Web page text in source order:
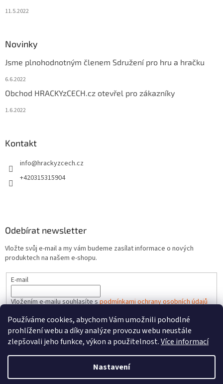
Používáme cookies, abychom Vám umožnili pohodlné
prohlížení webu a díky analýze provozu webu neustále
zlepšovali jeho funkce, výkon a použitelnost.Více informací
Nastavení
11.5.2022
Novinky
Jsme plnohodnotným členem Sdružení pro hru a hračku
6.6.2022
Obchod HRACKYzCECH.cz otevřel pro zákazníky
1.6.2022
Kontakt
info@hrackyzcech.cz
+420315315904
Odebírat newsletter
Vložte svůj e-mail a my vám budeme zasílat informace o nových
produktech na našem e-shopu.
E-mail
Vložením e-mailu souhlasíte spodmínkami ochrany osobních údajů
PŘIHLÁSIT SE
Vytvořil Shoptet